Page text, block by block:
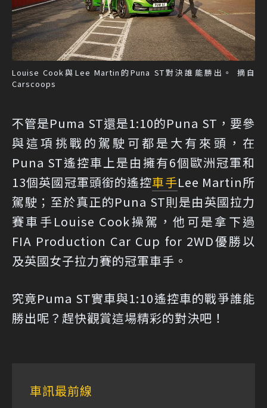
Louise Cook與Lee Martin的Puna ST對決誰能勝出。 摘自
Carscoops
不管是Puma ST還是1:10的Puna ST，要參
與這項挑戰的駕駛可都是大有來頭，在
Puna ST遙控車上是由擁有6個歐洲冠軍和
13個英國冠軍頭銜的遙控車手Lee Martin所
駕駛；至於真正的Puna ST則是由英國拉力
賽車手Louise Cook操駕，他可是拿下過
FIA Production Car Cup for 2WD優勝以
及英國女子拉力賽的冠軍車手。
究竟Puma ST實車與1:10遙控車的戰爭誰能
勝出呢？趕快觀賞這場精彩的對決吧！
車訊最前線